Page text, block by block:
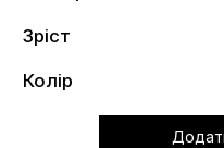
Зріст
Колір